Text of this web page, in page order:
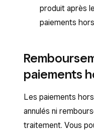
produit après
paiements
paiements
Les paiements
annulés ni
traitement. Vous